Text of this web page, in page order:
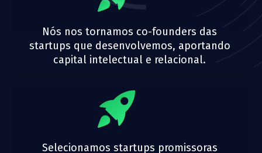
Nós nos tornamos co-founders das
startups que desenvolvemos, aportando
capital intelectual e relacional.
Selecionamos startups promissoras